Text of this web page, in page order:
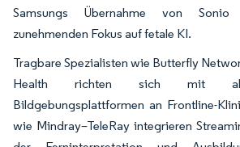
Samsungs Übernahme von Sonio
zunehmenden Fokus auf fetale KI.
Tragbare Spezialisten wie Butterfly
Health richten sich mit
Bildgebungsplattformen an Frontline-
wie Mindray–TeleRay integrieren